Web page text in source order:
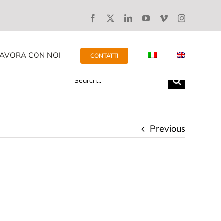
CON NOI CONTATTI
Search
for:
Previous